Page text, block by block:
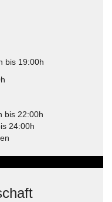
bis 19:00h
bis 22:00h
24:00h